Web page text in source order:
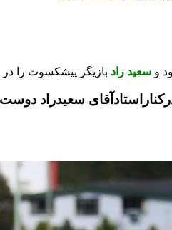
و سعید راد بازیگر پیشکسوت را
سعيدراد